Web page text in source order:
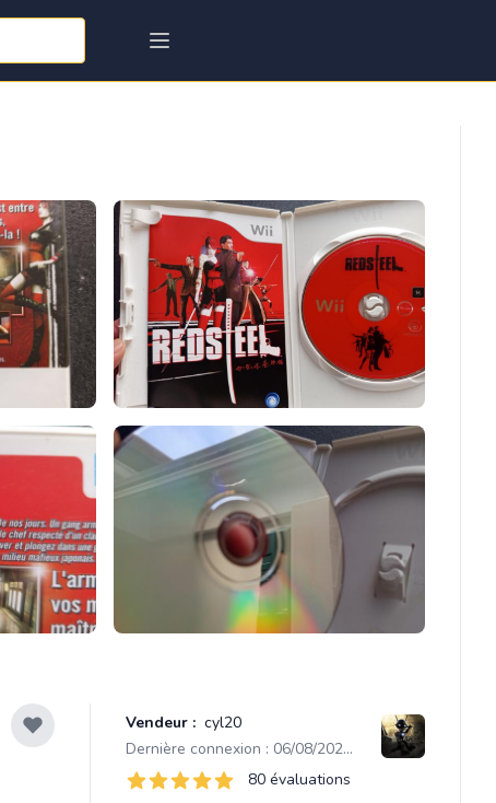
Vendeur : cyl20
Dernière connexion : 06/08/2026 21:06
Évaluations
80 sur 5 étoiles 80 évaluations